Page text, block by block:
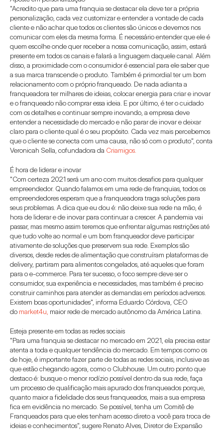
"Acredito que para uma franquia se destacar ela deve ter a própria
personalização, cada vez customizar e entender a vontade de cada
cliente e não achar que todos os clientes são únicos e devemos nos
comunicar com eles da mesma forma. É necessário entender que ele é
quem escolhe onde quer receber a nossa comunicação, assim, estará
presente em todos os canais e falará a linguagem daquele canal. Além
disso, a proximidade com o consumidor é essencial para ele saber que
a sua marca transcende o produto. Também é primordial ter um bom
relacionamento com o próprio franqueado. De nada adianta a
franqueadora ter milhares de ideias, colocar energia para criar e inovar
e o franqueado não comprar essa ideia. E por último, é ter o cuidado
com os detalhes e continuar sempre inovando, a empresa deve
entender a necessidade do mercado e não parar de inovar e deixar
claro para o cliente qual é o seu propósito. Cada vez mais percebemos
que o cliente se conecta com uma causa, não só com o produto", conta
Veronicah Sella, cofundadora da Criamigos.
É hora de liderar e inovar
"Com certeza 2021 será um ano com muitos desafios para qualquer
empreendedor. Quando falamos em uma rede de franquias, todos os
empreendedores esperam que a franqueadora traga soluções para
seus problemas. A dica que eu dou é: não deixe sua rede na mão, é
hora de liderar e de inovar para continuar a crescer. A pandemia vai
passar, mas mesmo assim teremos que enfrentar algumas restrições até
que tudo volte ao normal e um bom franqueador deve participar
ativamente de soluções que preservem sua rede. Exemplos são
diversos, desde redes de alimentação que construíram plataformas de
delivery, partiram para alimentos congelados, até aqueles que foram
para o e-commerce. Para ter sucesso, o foco sempre deve ser o
consumidor, sua experiência e necessidades, mas também é preciso
construir caminhos para atender as demandas em períodos adversos.
Existem boas oportunidades", informa Eduardo Córdova, CEO
do market4u, maior rede de mercado autônomo da América Latina.
Esteja presente em todas as redes sociais
"Para uma franquia se destacar no mercado em 2021, ela precisa estar
atenta a toda e qualquer tendência do mercado. Em tempos como os
de hoje, é importante fazer parte de todas as redes sociais, inclusive as
que estão chegando agora, como o Clubhouse. Um outro ponto que
destaco é: busque o menor rodízio possível dentro da sua rede, faça
um processo de qualificação mais apurado dos franqueados porque,
quanto maior a fidelidade dos seus franqueados, mais a sua empresa
fica em evidência no mercado. Se possível, tenha um Comitê de
Franqueados para que eles tenham acesso direto a você para troca de
ideias e conhecimentos", sugere Renato Alves, Diretor de Expansão